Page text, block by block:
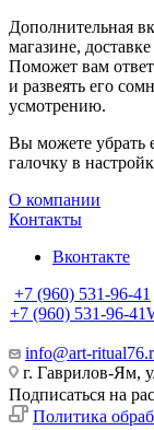
Дополнительная
магазине,
Поможет вам
и развеять его
усмотрению.
Вы можете убрать
галочку в
О компании
Контакты
Вконтакте
+7 (960) 531-96-41
+7 (960) 531-96-41
info@art-
г. Гаврилов-Ям,
Подписаться на
Политика